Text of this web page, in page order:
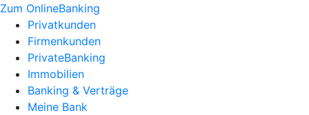
Zum OnlineBanking
Privatkunden
Firmenkunden
PrivateBanking
Immobilien
Banking & Verträge
Meine Bank